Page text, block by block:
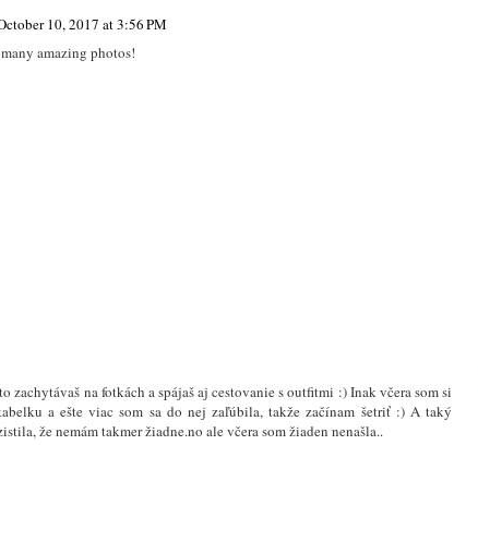
10, 2017 at 3:56 PM
amazing photos!
zachytávaš na fotkách a spájaš aj cestovanie s outfitmi :) Inak včera som si
a ešte viac som sa do nej zaľúbila, takže začínam šetriť :) A taký
že nemám takmer žiadne.no ale včera som žiaden nenašla..